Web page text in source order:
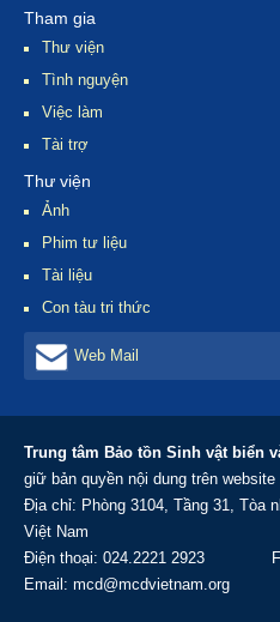
Tham gia
Thư viện
Tình nguyện
Việc làm
Tài trợ
Thư viện
Ảnh
Phim tư liệu
Tài liệu
Con tàu tri thức
Web Mail
Trung tâm Bảo tồn Sinh vật biển
giữ bản quyền nội dung trên website
Địa chỉ: Phòng 3104, Tầng 31, Tòa
Việt Nam
Điện thoại: 024.2221 2923
Email: mcd@mcdvietnam.org